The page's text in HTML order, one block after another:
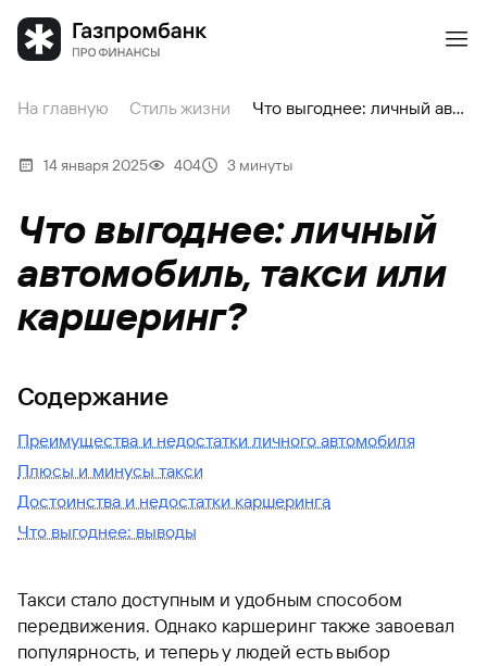
На главную Стиль жизни Что выгоднее: личный автомобиль, такси или каршеринг?
14 января 2025 404 3 минуты
Что выгоднее: личный
автомобиль, такси или
каршеринг?
Содержание
Преимущества и недостатки личного автомобиля
Плюсы и минусы такси
Достоинства и недостатки каршеринга
Что выгоднее: выводы
Такси стало доступным и удобным способом
передвижения. Однако каршеринг также завоевал
популярность, и теперь у людей есть выбор